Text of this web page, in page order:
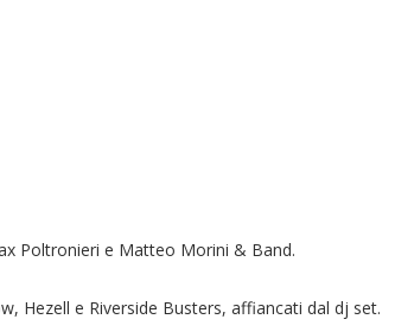
Poltronieri e Matteo Morini & Band.
Hezell e Riverside Busters, affiancati dal dj set.